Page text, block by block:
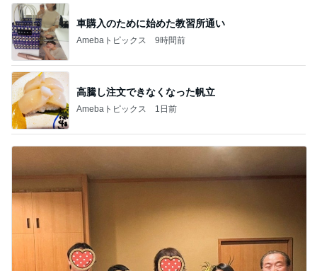
車購入のために始めた教習所通い
Amebaトピックス 9時間前
高騰し注文できなくなった帆立
Amebaトピックス 1日前